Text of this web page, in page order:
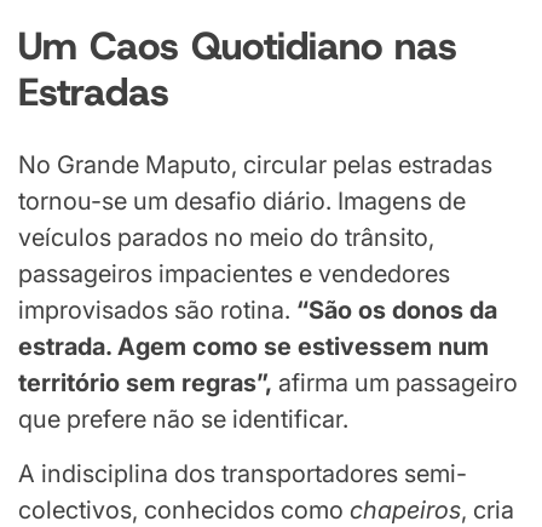
Um Caos Quotidiano nas
Estradas
No Grande Maputo, circular pelas estradas
tornou-se um desafio diário. Imagens de
veículos parados no meio do trânsito,
passageiros impacientes e vendedores
improvisados são rotina. “São os donos da
estrada. Agem como se estivessem num
território sem regras”, afirma um passageiro
que prefere não se identificar.
A indisciplina dos transportadores semi-
colectivos, conhecidos como chapeiros, cria